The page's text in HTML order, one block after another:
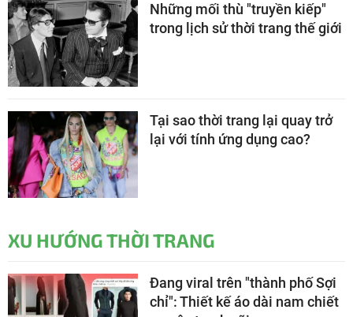
Những mối thù "truyền kiếp"
trong lịch sử thời trang thế giới
Tại sao thời trang lại quay trở
lại với tính ứng dụng cao?
XU HƯỚNG THỜI TRANG
Đang viral trên "thành phố Sợi
chỉ": Thiết kế áo dài nam chiết